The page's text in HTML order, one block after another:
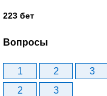
223 бет
Вопросы
1 2 3
2
3